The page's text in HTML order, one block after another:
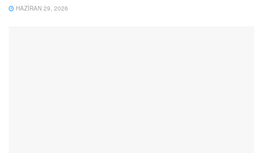
HAZIRAN 29, 2026